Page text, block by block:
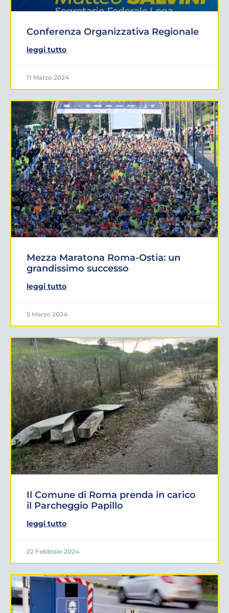
Conferenza Organizzativa Regionale
leggi tutto
11 Marzo 2024
Mezza Maratona Roma-Ostia: un
grandissimo successo
leggi tutto
5 Marzo 2024
Il Comune di Roma prenda in carico
il Parcheggio Papillo
leggi tutto
22 Febbraio 2024